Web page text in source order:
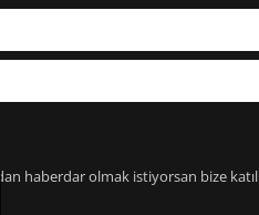
haberdar olmak istiyorsan bize katıl